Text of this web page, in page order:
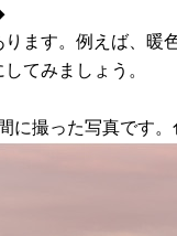
ます。例えば、
てみましょう。
撮った写真です